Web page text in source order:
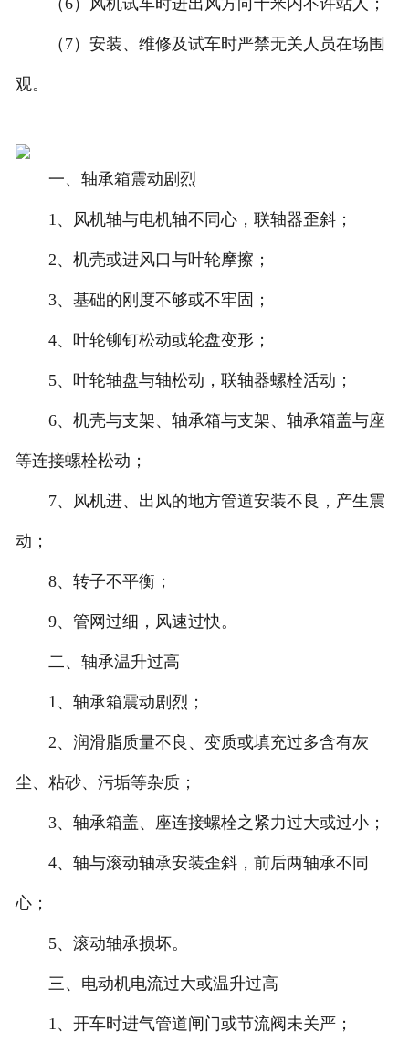
（7）安装、维修及试车时严禁无关人员在场围
观。
一、轴承箱震动剧烈
1、风机轴与电机轴不同心，联轴器歪斜；
2、机壳或进风口与叶轮摩擦；
3、基础的刚度不够或不牢固；
4、叶轮铆钉松动或轮盘变形；
5、叶轮轴盘与轴松动，联轴器螺栓活动；
6、机壳与支架、轴承箱与支架、轴承箱盖与座
等连接螺栓松动；
7、风机进、出风的地方管道安装不良，产生震
动；
8、转子不平衡；
9、管网过细，风速过快。
二、轴承温升过高
1、轴承箱震动剧烈；
2、润滑脂质量不良、变质或填充过多含有灰
尘、粘砂、污垢等杂质；
3、轴承箱盖、座连接螺栓之紧力过大或过小；
4、轴与滚动轴承安装歪斜，前后两轴承不同
心；
5、滚动轴承损坏。
三、电动机电流过大或温升过高
1、开车时进气管道闸门或节流阀未关严；